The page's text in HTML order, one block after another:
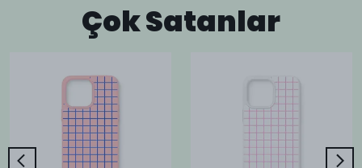
Çok Satanlar